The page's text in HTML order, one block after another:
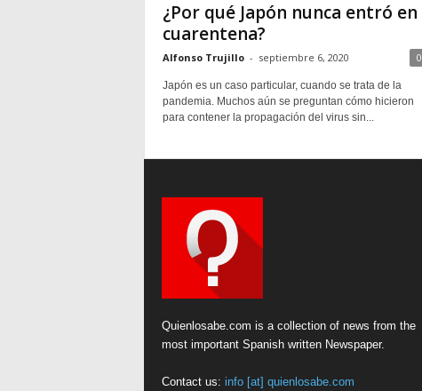
¿Por qué Japón nunca entró en
cuarentena?
Alfonso Trujillo - septiembre 6, 2020 0
Japón es un caso particular, cuando se trata de la
pandemia. Muchos aún se preguntan cómo hicieron
para contener la propagación del virus sin...
Quienlosabe.com is a collection of news from the
most important Spanish written Newspaper.
Contact us: info [at] quienlosabe.com